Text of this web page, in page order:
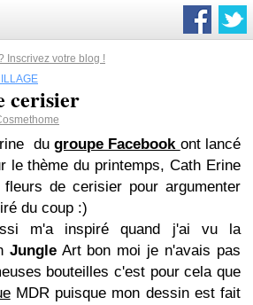
Inscrivez votre blog !
cerisier
dugroupe Facebook ont lancé
le thème du printemps, Cath Erine
de cerisier pour argumenter
du coup :)
m'a inspiré quand j'ai vu la
JungleArt bon moi je n'avais pas
bouteilles c'est pour cela que
MDR puisque mon dessin est fait